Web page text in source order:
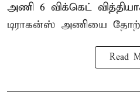
அணி 6 விக்கெட்
டிராகன்ஸ் அணியை
Read